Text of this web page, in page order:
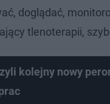
doglądać,
tlenoterapii,
kolejny nowy